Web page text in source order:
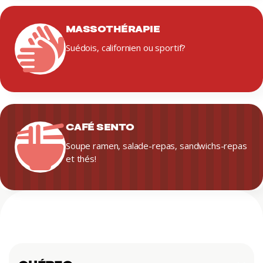
MASSOTHÉRAPIE
Suédois, californien ou sportif?
CAFÉ SENTO
Soupe ramen, salade-repas, sandwichs-repas
et thés!